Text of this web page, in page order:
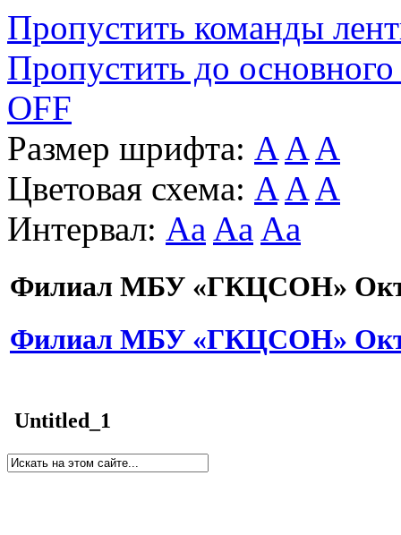
Пропустить команды
Пропустить до основного
OFF
Размер шрифта: A A A
Цветовая схема: A A A
Интервал: Aa Aa Aa
Филиал МБУ «ГКЦСОН»
Филиал МБУ «ГКЦСОН»
Untitled_1